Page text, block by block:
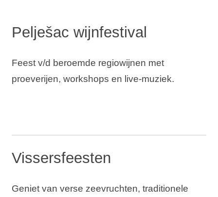
Pelješac wijnfestival
Feest v/d beroemde regiowijnen met
proeverijen, workshops en live-muziek.
Vissersfeesten
Geniet van verse zeevruchten, traditionele